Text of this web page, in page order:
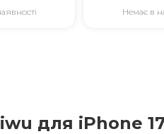
Немає в
для iPhone